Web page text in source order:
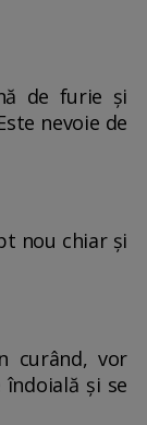
de furie şi
nevoie de
nou chiar şi
curând, vor
îndoială şi se